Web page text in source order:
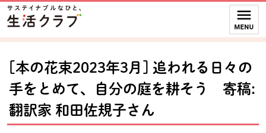
ページの先頭です。
本文へジャンプする。
ここからサイト内共通メニューです。
サイト内共通メニューをスキップする
サイト内共通メニューここまで。
[本の花束2023年3月] 追われる日々の
手をとめて、自分の庭を耕そう 寄稿:
翻訳家 和田佐規子さん